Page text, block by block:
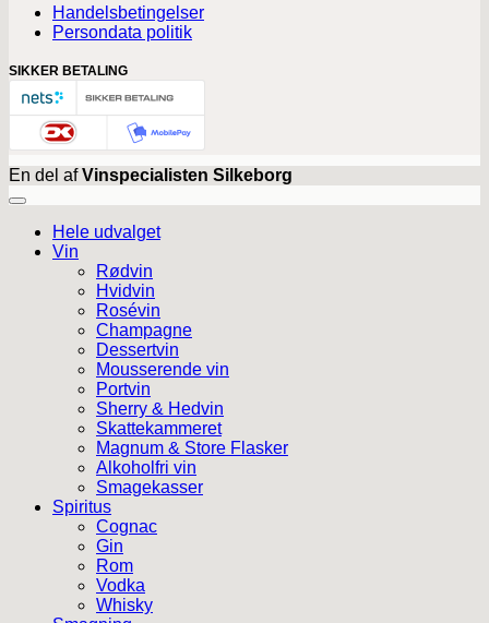
Handelsbetingelser
Persondata politik
SIKKER BETALING
En del afVinspecialisten Silkeborg
Hele udvalget
Vin
Rødvin
Hvidvin
Rosévin
Champagne
Dessertvin
Mousserende vin
Portvin
Sherry & Hedvin
Skattekammeret
Magnum & Store Flasker
Alkoholfri vin
Smagekasser
Spiritus
Cognac
Gin
Rom
Vodka
Whisky